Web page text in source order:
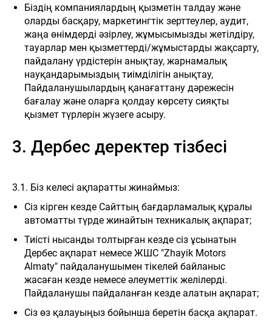
Біздің компаниялардың қызметін талдау және
оларды басқару, маркетингтік зерттеулер, аудит,
жаңа өнімдерді әзірлеу, жұмысымызды жетілдіру,
тауарлар мен қызметтерді/жұмыстарды жақсарту,
пайдалану үрдістерін анықтау, жарнамалық
науқандарымыздың тиімділігін анықтау,
Пайдаланушылардың қанағаттану дәрежесін
бағалау және оларға қолдау көрсету сияқты
қызмет түрлерін жүзеге асыру.
3. Дербес деректер тізбесі
3.1. Біз келесі ақпаратты жинаймыз:
Сіз кірген кезде Сайттың бағдарламалық құралы
автоматты түрде жинайтын техникалық ақпарат;
Тиісті нысанды толтырған кезде сіз ұсынатын
Дербес ақпарат немесе ЖШС "Zhayik Motors
Almaty" пайдаланушымен тікелей байланыс
жасаған кезде немесе әлеуметтік желілерді.
Пайдаланушы пайдаланған кезде алатын ақпарат;
Сіз өз қалауыңыз бойынша беретін басқа ақпарат.